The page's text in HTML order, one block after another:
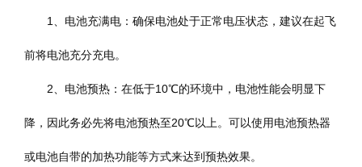
1、电池充满电：确保电池处于正常电压状态，建议在起飞
前将电池充分充电。
2、电池预热：在低于10℃的环境中，电池性能会明显下
降，因此务必先将电池预热至20℃以上。可以使用电池预热器
或电池自带的加热功能等方式来达到预热效果。